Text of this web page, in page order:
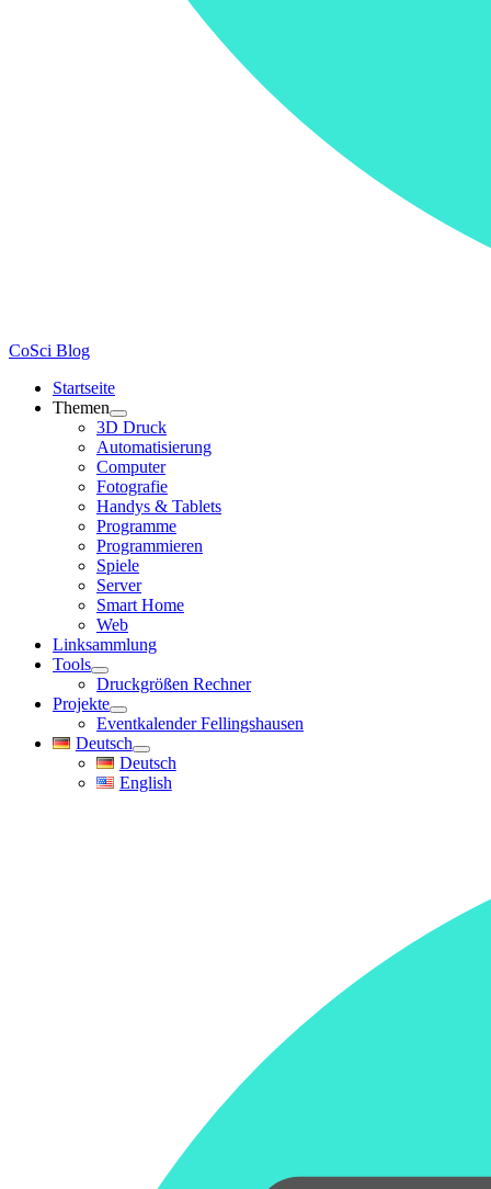
CoSci Blog
Startseite
Themen
3D Druck
Automatisierung
Computer
Fotografie
Handys & Tablets
Programme
Programmieren
Spiele
Server
Smart Home
Web
Linksammlung
Tools
Druckgrößen Rechner
Projekte
Eventkalender Fellingshausen
Deutsch
Deutsch
English